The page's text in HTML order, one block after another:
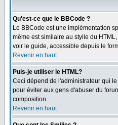
Qu'est-ce que le BBCode ?
Le BBCode est une implémentation
même est similaire au styile du
voir le guide, accessible depuis le
Revenir en haut
Puis-je utiliser le HTML?
Ceci dépend de l'administrateur qui
pour éviter aux gens d'abuser du
composition.
Revenir en haut